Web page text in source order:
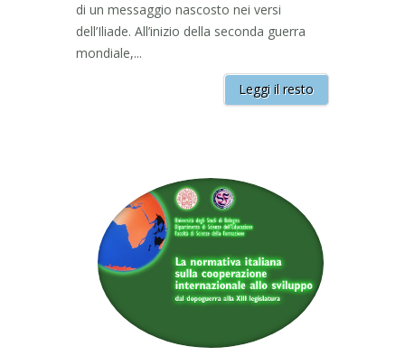
di un messaggio nascosto nei versi
dell’Iliade. All’inizio della seconda guerra
mondiale,...
Leggi il resto